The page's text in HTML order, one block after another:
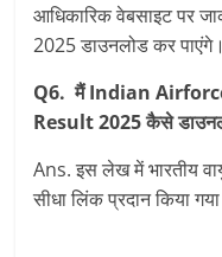
आधिकारिक वेबसाइट पर
2025 डाउनलोड कर पाएंगे।
Q6. मैं Indian
Result 2025 कैसे
Ans. इस लेख में भारतीय
सीधा लिंक प्रदान किया